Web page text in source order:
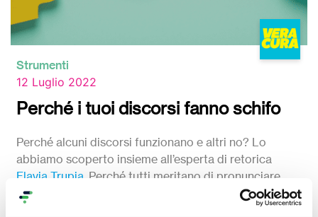
Strumenti
12 Luglio 2022
Perché i tuoi discorsi fanno schifo
Perché alcuni discorsi funzionano e altri no? Lo
abbiamo scoperto insieme all’esperta di retorica
Flavia Trupia . Perché tutti meritano di pronunciare
discorsi migliori!